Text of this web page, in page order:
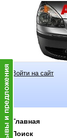
Войти на сайт
Главная
Поиск